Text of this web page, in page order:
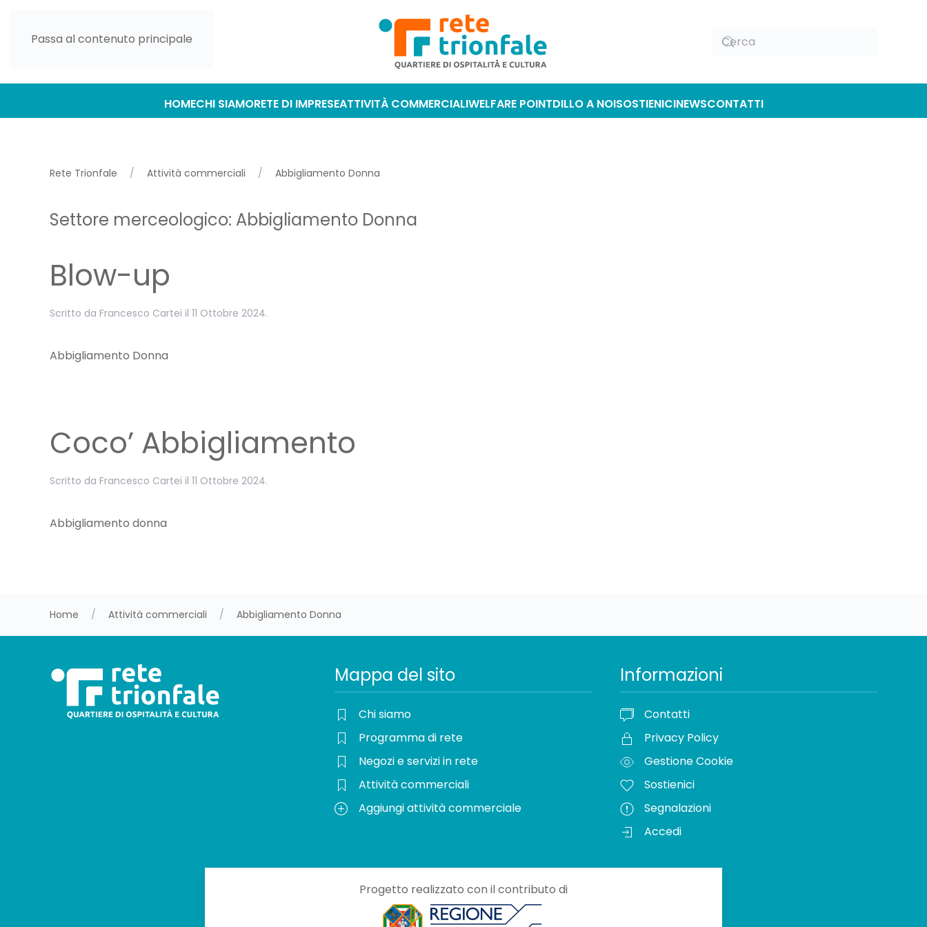
Passa al contenuto principale
HOMECHI SIAMORETE DI IMPRESEATTIVITÀ COMMERCIALIWELFARE POINTDILLO A NOISOSTIENICINEWSCONTATTI
Rete Trionfale Attività commerciali Abbigliamento Donna
Settore merceologico: Abbigliamento Donna
Blow-up
Scritto da Francesco Cartei il 11 Ottobre 2024.
Abbigliamento Donna
Coco’ Abbigliamento
Scritto da Francesco Cartei il 11 Ottobre 2024.
Abbigliamento donna
Home Attività commerciali Abbigliamento Donna
Mappa del sito
Chi siamo
Programma di rete
Negozi e servizi in rete
Attività commerciali
Aggiungi attività commerciale
Informazioni
Contatti
Privacy Policy
Gestione Cookie
Sostienici
Segnalazioni
Accedi
Progetto realizzato con il contributo di